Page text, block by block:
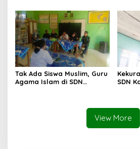
Tak Ada Siswa Muslim, Guru
Agama Islam di SDN
SDN
View More